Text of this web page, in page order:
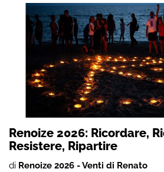
Renoize 2026: Ricordare,
Resistere, Ripartire
di Renoize 2026 - Venti di Renato